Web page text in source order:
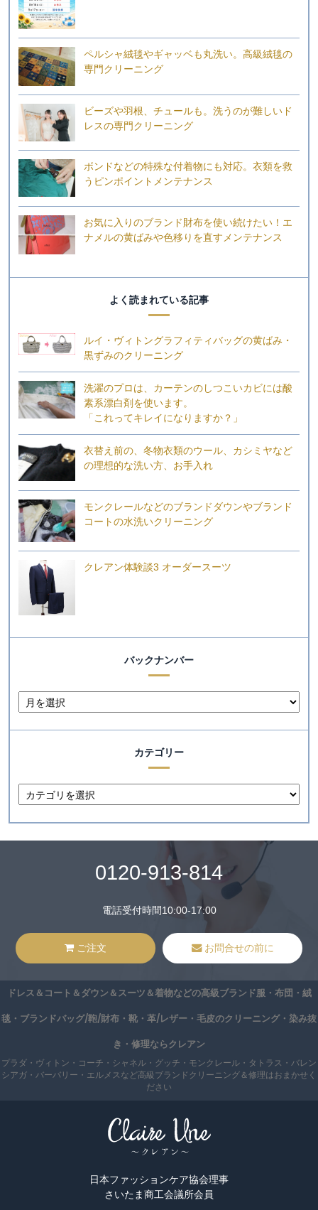
ペルシャ絨毯やギャッベも丸洗い。高級絨毯の
専門クリーニング
ビーズや羽根、チュールも。洗うのが難しいド
レスの専門クリーニング
ボンドなどの特殊な付着物にも対応。衣類を救
うピンポイントメンテナンス
お気に入りのブランド財布を使い続けたい！エ
ナメルの黄ばみや色移りを直すメンテナンス
よく読まれている記事
ルイ・ヴィトングラフィティバッグの黄ばみ・
黒ずみのクリーニング
洗濯のプロは、カーテンのしつこいカビには酸
素系漂白剤を使います。
「これってキレイになりますか？」
衣替え前の、冬物衣類のウール、カシミヤなど
の理想的な洗い方、お手入れ
モンクレールなどのブランドダウンやブランド
コートの水洗いクリーニング
クレアン体験談3 オーダースーツ
バックナンバー
カテゴリー
0120-913-814
電話受付時間10:00-17:00
ご注文 お問合せの前に
ドレス＆コート＆ダウン＆スーツ＆着物などの高級ブランド服・布団・絨
毯・ブランドバッグ/鞄/財布・靴・革/レザー・毛皮のクリーニング・染み抜
き・修理ならクレアン
プラダ・ヴィトン・コーチ・シャネル・グッチ・モンクレール・タトラス・バレン
シアガ・バーバリー・エルメスなど高級ブランドクリーニング＆修理はおまかせく
ださい
日本ファッションケア協会理事
さいたま商工会議所会員